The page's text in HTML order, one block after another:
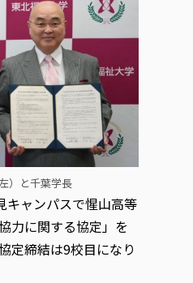
東北福祉大学通信」
Ⅰ）について
ト等）
（国見キャンパス）
の2に基づく情報公開
表
況報告書
学専攻 修士課程
学専攻 博士課程
学専攻 修士課程
修士課程
科 社会福祉学専攻 修士課程
科 福祉心理学専攻 修士課程
学院）
育
ンシップ検索サイト（キャリタス
へのご協力のお願い
流の活動
ポジトリ
ジトリ
ター特別支援教育研究年報一覧
リ
ス方針
デジタルデバイド解消に向けた産
車いす開発
行学一如」の実践
書協定
生涯教育・キャリア教育TOP
ミナー
ム
）と千葉学長
キャンパスで惺山高等
力に関する協定」を
定締結は9校目になり